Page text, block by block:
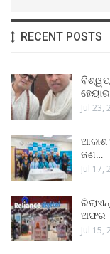
RECENT POSTS
Jul 23,
ଆକାଶ
ଜଣ…
Jul 17,
ଅଫର
Jul 15,